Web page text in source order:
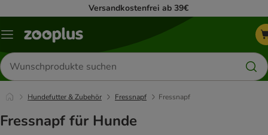
Versandkostenfrei ab 39€
Menü
Produkte
suchen
Hundefutter & Zubehör Fressnapf Fressnapf
Fressnapf für Hunde